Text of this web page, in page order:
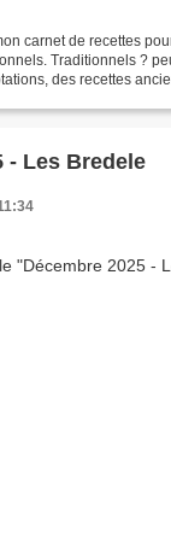
carnet de recettes
Traditionnels ?
des recettes
- Les Bredele